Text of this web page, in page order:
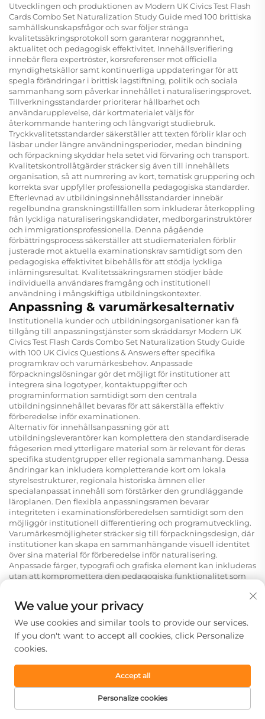
Utvecklingen och produktionen av Modern UK Civics Test Flash
Cards Combo Set Naturalization Study Guide med 100 brittiska
samhällskunskapsfrågor och svar följer stränga
kvalitetssäkringsprotokoll som garanterar noggrannhet,
aktualitet och pedagogisk effektivitet. Innehållsverifiering
innebär flera expertröster, korsreferenser mot officiella
myndighetskällor samt kontinuerliga uppdateringar för att
spegla förändringar i brittisk lagstiftning, politik och sociala
sammanhang som påverkar innehållet i naturaliseringsprovet.
Tillverkningsstandarder prioriterar hållbarhet och
användarupplevelse, där kortmaterialet väljs för
återkommande hantering och långvarigt studiebruk.
Tryckkvalitetsstandarder säkerställer att texten förblir klar och
läsbar under längre användningsperioder, medan bindning
och förpackning skyddar hela setet vid förvaring och transport.
Kvalitetskontrollåtgärder sträcker sig även till innehållets
organisation, så att numrering av kort, tematisk gruppering och
korrekta svar uppfyller professionella pedagogiska standarder.
Efterlevnad av utbildningsinnehållsstandarder innebär
regelbundna granskningstillfällen som inkluderar återkoppling
från lyckliga naturaliseringskandidater, medborgarinstruktörer
och immigrationsprofessionella. Denna pågående
förbättringsprocess säkerställer att studiematerialen förblir
justerade mot aktuella examinationskrav samtidigt som den
pedagogiska effektivitet bibehålls för att stödja lyckliga
inlärningsresultat. Kvalitetssäkringsramen stödjer både
individuella användares framgång och institutionell
användning i mångskiftiga utbildningskontexter.
Anpassning & varumärkesalternativ
Institutionella kunder och utbildningsorganisationer kan få
tillgång till anpassningstjänster som skräddarsyr Modern UK
Civics Test Flash Cards Combo Set Naturalization Study Guide
with 100 UK Civics Questions & Answers efter specifika
programkrav och varumärkesbehov. Anpassade
förpackningslösningar gör det möjligt för institutioner att
integrera sina logotyper, kontaktuppgifter och
programinformation samtidigt som den centrala
utbildningsinnehållet bevaras för att säkerställa effektiv
förberedelse inför examinationen.
Alternativ för innehållsanpassning gör att
utbildningsleverantörer kan komplettera den standardiserade
frågeserien med ytterligare material som är relevant för deras
specifika studentgrupper eller regionala sammanhang. Dessa
ändringar kan inkludera kompletterande kort om lokala
styrelsestrukturer, regionala historiska ämnen eller
specialanpassat innehåll som förstärker den grundläggande
läroplanen. Den flexibla anpassningsramen bevarar
integriteten i examinationsförberedelsen samtidigt som den
möjliggör institutionell differentiering och programutveckling.
Varumärkesmöjligheter sträcker sig till förpackningsdesign, där
institutioner kan skapa en sammanhängande visuell identitet
över sina material för förberedelse inför naturalisering.
Anpassade färger, typografi och grafiska element kan inkluderas
utan att kompromettera den pedagogiska funktionalitet som
marknadsföringsmål samtidigt som de levererar autentiskt
värde till slutanvändare som förbereder sig för sina
Förpackning & logistikstöd
Combo Set Naturalization Study Guide med 100 UK Civics-frågor
och svar balanserar skydd, portabilitet och användarvänlighet.
Starka förpackningsmaterial skyddar hela kortuppsättningen
under transport och förvaring, samtidigt som kompakta mått
underlättar enkel transport och förvaring i utbildnings- och
We value your privacy
We use cookies and similar tools to provide our services.
If you don't want to accept all cookies, click Personalize
cookies.
Personalize cookies
Accept all